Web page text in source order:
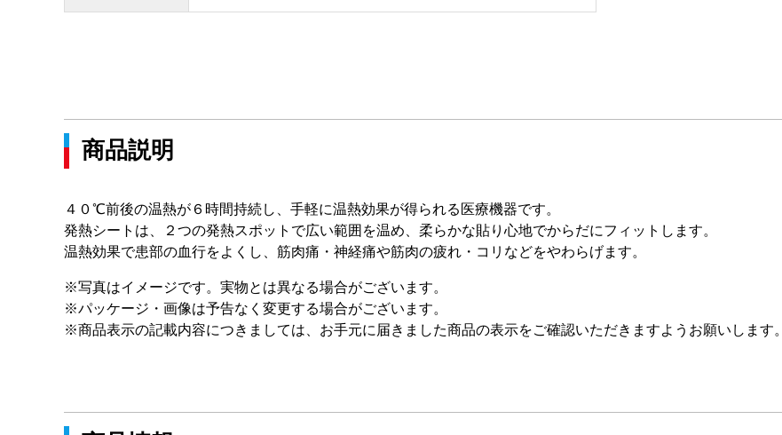
商品説明
４０℃前後の温熱が６時間持続し、手軽に温熱効果が得られる医療機器です。
発熱シートは、２つの発熱スポットで広い範囲を温め、柔らかな貼り心地でからだにフィットします。
温熱効果で患部の血行をよくし、筋肉痛・神経痛や筋肉の疲れ・コリなどをやわらげます。
※写真はイメージです。実物とは異なる場合がございます。
※パッケージ・画像は予告なく変更する場合がございます。
※商品表示の記載内容につきましては、お手元に届きました商品の表示をご確認いただきますようお願いします。